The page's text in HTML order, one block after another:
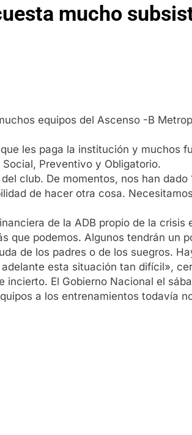
mucho
equipos del Ascenso -B
les paga la institución y muchos
Preventivo y Obligatorio.
club. De momentos, nos han
de hacer otra cosa.
de la ADB propio de la
que podemos. Algunos tendrán un
de los padres o de los suegros.
esta situación tan difícil»,
El Gobierno Nacional el
a los entrenamientos todavía